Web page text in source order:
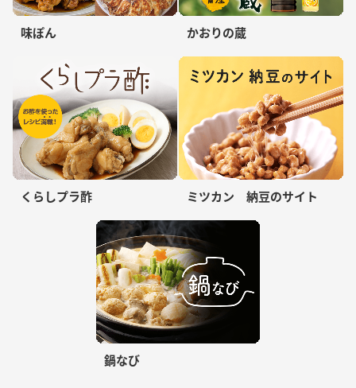
味ぽん かおりの蔵
くらしプラ酢 ミツカン 納豆のサイト
鍋なび